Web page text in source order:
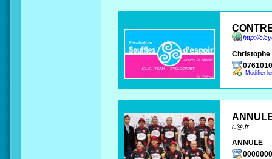
http://
Christophe
Modifier
r.@.fr
ANNULE